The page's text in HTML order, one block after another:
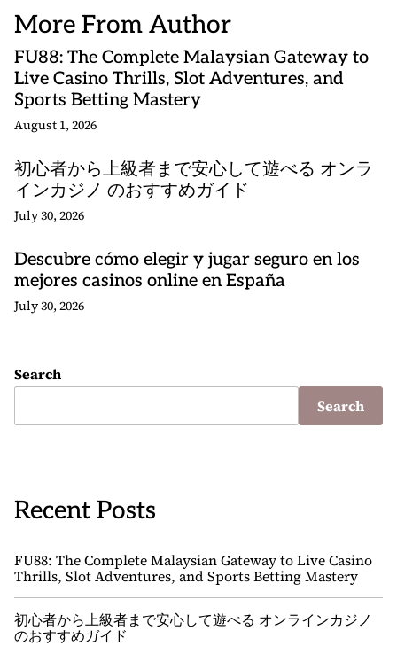
More From Author
FU88: The Complete Malaysian Gateway to
Live Casino Thrills, Slot Adventures, and
Sports Betting Mastery
August 1, 2026
初心者から上級者まで安心して遊べる オンラ
インカジノ のおすすめガイド
July 30, 2026
Descubre cómo elegir y jugar seguro en los
mejores casinos online en España
July 30, 2026
Search
Search
Recent Posts
FU88: The Complete Malaysian Gateway to Live Casino
Thrills, Slot Adventures, and Sports Betting Mastery
初心者から上級者まで安心して遊べる オンラインカジノ
のおすすめガイド